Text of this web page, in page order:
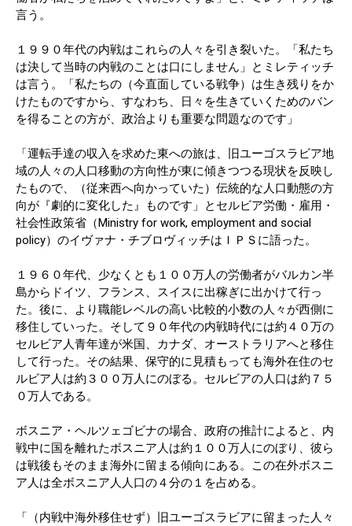
言う。
１９９０年代の内戦はこれらの人々を引き裂いた。「私たち
は決して当時の内戦のことは口にしません」とミレティッチ
は言う。「私たちの（今直面している戦争）は生き残りをか
けたものですから、すなわち、日々を生きていくためのバン
を得ることの方が、政治よりも重要な問題なのです」
「運転手達の収入を求めた東への旅は、旧ユーゴスラビア地
域の人々の人口移動の方向性が東に傾きつつる現状を反映し
たもので、（従来西へ向かっていた）伝統的な人口動態の方
向が『劇的に変化した』ものです」とセルビア労働・雇用・
社会性政策省（Ministry for work, employment and social
policy）のイヴァナ・チブロヴィッチはＩＰＳに語った。
１９６０年代、少なくとも１００万人の労働者がバルカン半
島からドイツ、フランス、スイスに出稼ぎに出かけて行っ
た。後に、より職能レベルの高い比較的小数の人々が西側に
移住していった。そして９０年代の内戦時代には約４０万の
セルビア人青年達が米国、カナダ、オーストラリアへと移住
して行った。その結果、保守的に見積もっても海外在住のセ
ルビア人は約３００万人にのぼる。セルビアの人口は約７５
０万人である。
ボスニア・ヘルツェゴビナの場合、政府の推計によると、内
戦中に国を離れたボスニア人は約１００万人にのぼり、彼ら
は戦後もそのまま海外に留まる傾向にある。この在外ボスニ
ア人は全ボスニア人人口の４分の１を占める。
「（内戦中海外移住せず）旧ユーゴスラビアに留まった人々